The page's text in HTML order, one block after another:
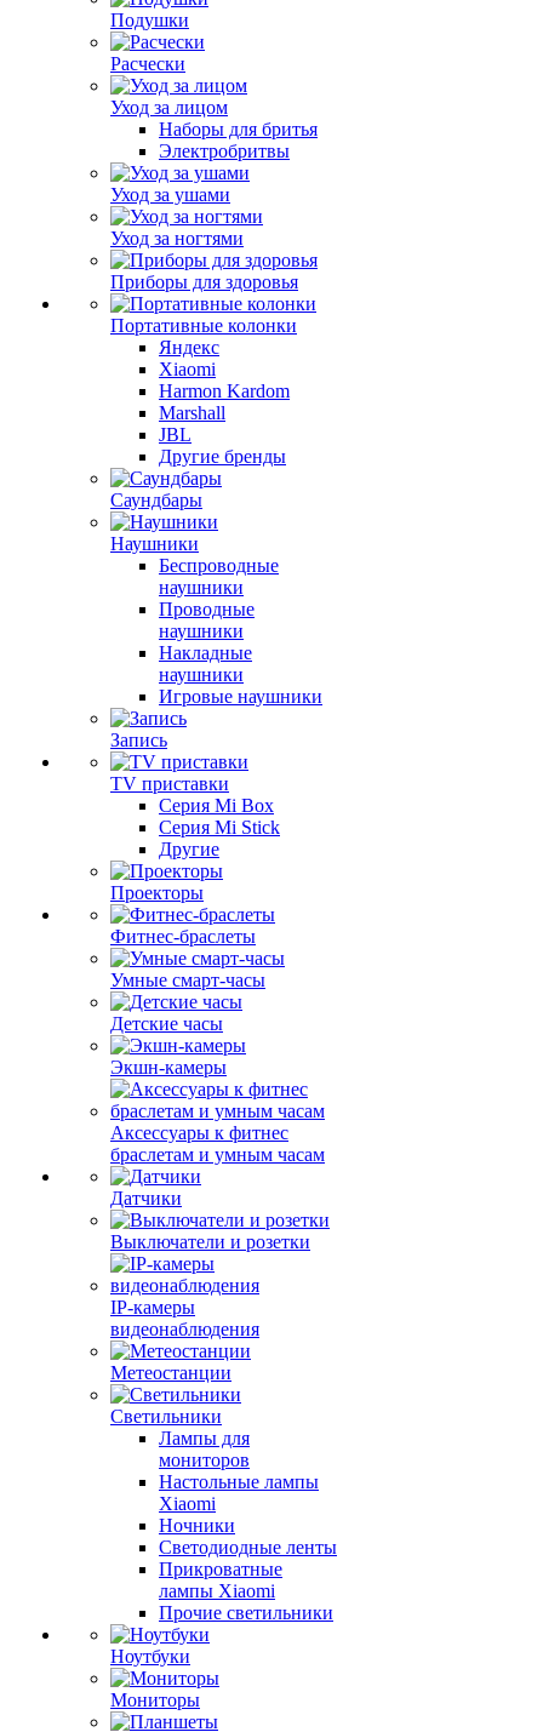
Подушки
Расчески
Уход за лицом
Наборы для бритья
Электробритвы
Уход за ушами
Уход за ногтями
Приборы для здоровья
Портативные колонки
Яндекс
Xiaomi
Harmon Kardom
Marshall
JBL
Другие бренды
Саундбары
Наушники
Беспроводные
наушники
Проводные
наушники
Накладные
наушники
Игровые наушники
Запись
TV приставки
Серия Mi Box
Серия Mi Stick
Другие
Проекторы
Фитнес-браслеты
Умные смарт-часы
Детские часы
Экшн-камеры
Аксессуары к фитнес
браслетам и умным часам
Датчики
Выключатели и розетки
IP-камеры
видеонаблюдения
Метеостанции
Светильники
Лампы для
мониторов
Настольные лампы
Xiaomi
Ночники
Светодиодные ленты
Прикроватные
лампы Xiaomi
Прочие светильники
Ноутбуки
Мониторы